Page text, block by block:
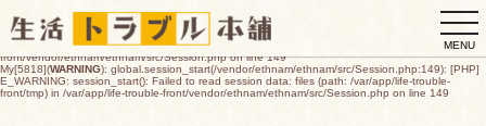
E_WARNING: session_start(): open(/var/app/life-trouble-
front/tmp/sess_7076ea74d24faa222e888e4a6f7f46f7130f1335f546a7dffab89eeedadd2013,
O_RDWR) failed: デバイスに空き領域がありません (28) in /var/app/life-trouble-
front/vendor/ethnam/ethnam/src/Session.php on line 149
My[5818](WARNING): global.session_start(/vendor/ethnam/ethnam/src/Session.php:149): [PHP]
E_WARNING: session_start(): Failed to read session data: files (path: /var/app/life-trouble-
front/tmp) in /var/app/life-trouble-front/vendor/ethnam/ethnam/src/Session.php on line 149
MENU